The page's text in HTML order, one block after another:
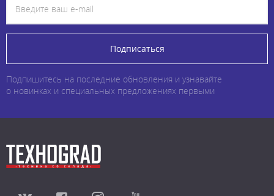
Подписаться
Подпишитесь на последние обновления и узнавайте
о новинках и специальных предложениях первыми